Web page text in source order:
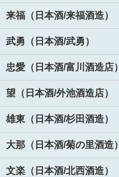
来福（日本酒/来福酒造）
武勇（日本酒/武勇）
忠愛（日本酒/富川酒造店）
望（日本酒/外池酒造店）
雄東（日本酒/杉田酒造）
大那（日本酒/菊の里酒造）
文楽（日本酒/北西酒造）